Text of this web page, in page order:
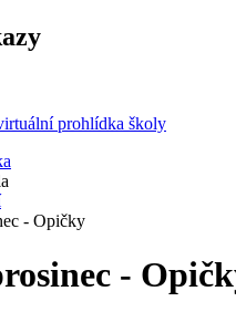
prohlídka školy
- Opičky
-